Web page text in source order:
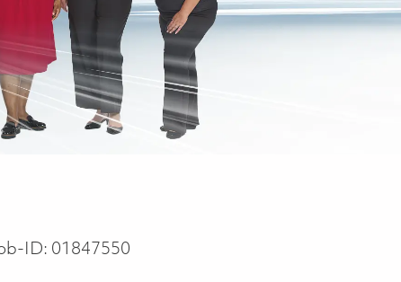
ID: 01847550